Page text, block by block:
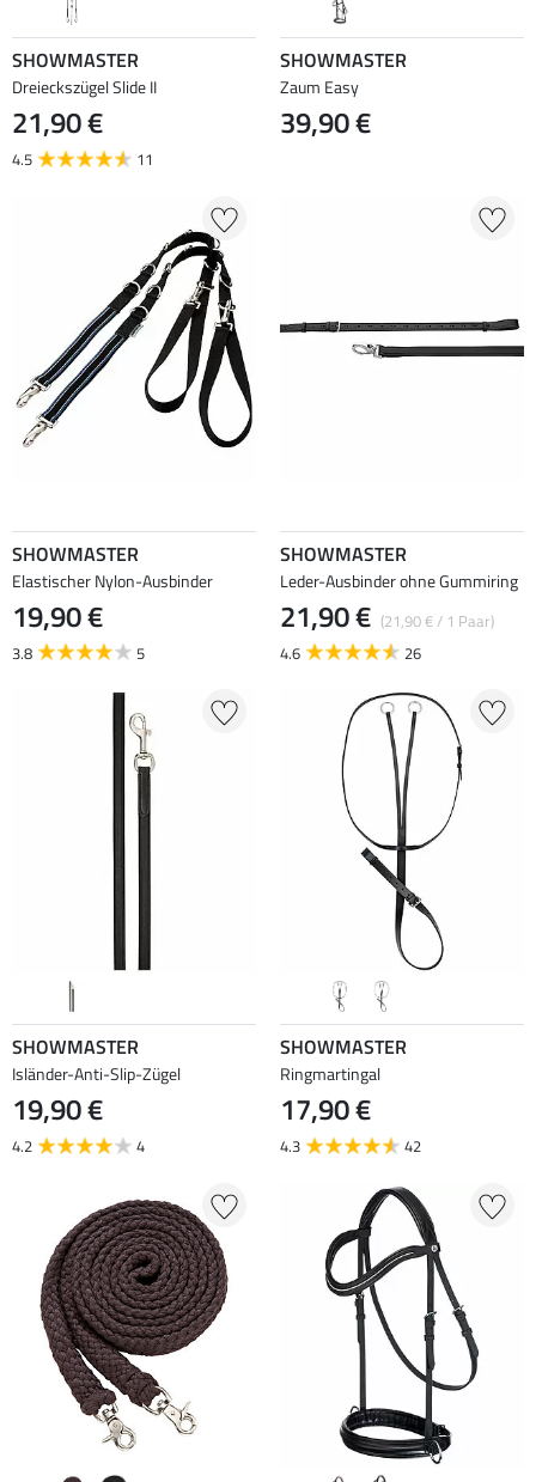
SHOWMASTER
Dreieckszügel Slide II
21,90 €
4.5 11
SHOWMASTER
Zaum Easy
39,90 €
SHOWMASTER
Elastischer Nylon-Ausbinder
19,90 €
3.8 5
SHOWMASTER
Leder-Ausbinder ohne Gummiring
21,90 € (21,90 € / 1 Paar)
4.6
26
SHOWMASTER
Isländer-Anti-Slip-Zügel
19,90 €
4.2 4
SHOWMASTER
Ringmartingal
17,90 €
4.3 42